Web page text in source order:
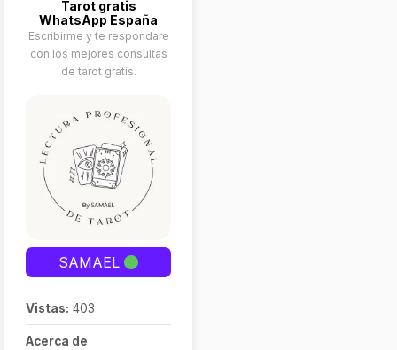
que hablen conmigo. Soy
una persona real en un
camino real. Esto no es
solo mi trabajo, es mi
pasión, es mi vida, soy
Tarot gratis
WhatsApp España
Escribirme y te respondare
con los mejores consultas
de tarot gratis.
SAMAEL
Vistas: 403
Acerca de